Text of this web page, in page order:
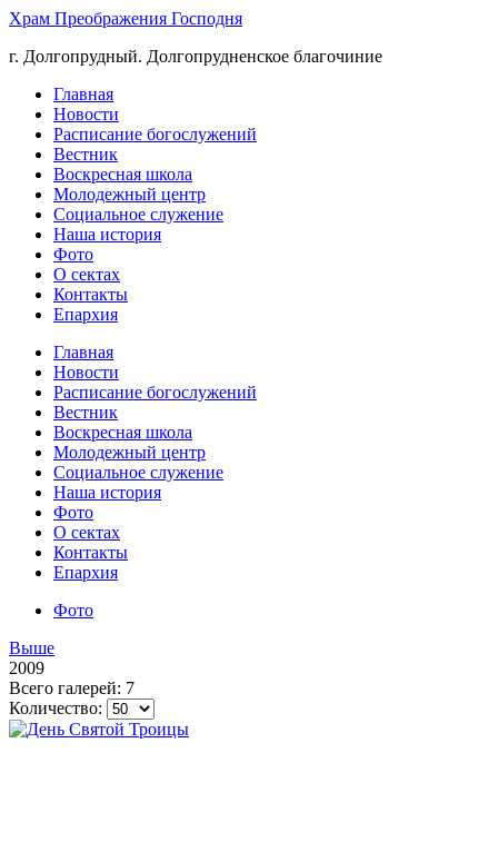
Храм Преображения Господня
г. Долгопрудный. Долгопрудненское благочиние
Главная
Новости
Расписание богослужений
Вестник
Воскресная школа
Молодежный центр
Социальное служение
Наша история
Фото
О сектах
Контакты
Епархия
Главная
Новости
Расписание богослужений
Вестник
Воскресная школа
Молодежный центр
Социальное служение
Наша история
Фото
О сектах
Контакты
Епархия
Фото
Выше
2009
Всего галерей: 7
Количество: